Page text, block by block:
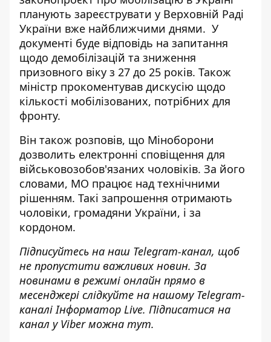
планують зареєструвати у Верховній Раді
України вже найближчими днями. У
документі буде відповідь на запитання
щодо демобілізацій та зниження
призовного віку з 27 до 25 років. Також
міністр прокоментував дискусію щодо
кількості мобілізованих, потрібних для
фронту.
Він також розповів, що Міноборони
дозволить електронні сповіщення для
військовозобов'язаних чоловіків. За його
словами, МО працює над технічними
рішенням. Такі запрошення отримають
чоловіки, громадяни України, і за
кордоном.
Підписуйтесь на наш Telegram-канал, щоб
не пропустити важливих новин. За
новинами в режимі онлайн прямо в
месенджері слідкуйте на нашому Telegram-
каналіІнформатор Live. Підписатися на
канал у Viber можна тут.